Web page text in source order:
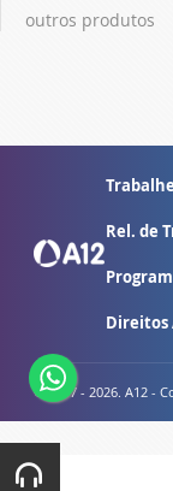
outros produtos
Rel. de
Direitos
© 2007 - 2026. A12 -